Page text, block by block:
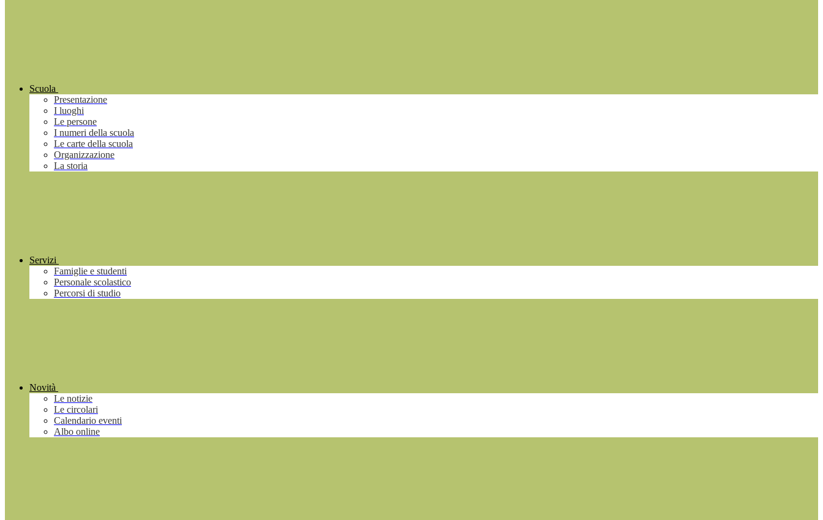
Scuola
Presentazione
I luoghi
Le persone
I numeri della scuola
Le carte della scuola
Organizzazione
La storia
Servizi
Famiglie e studenti
Personale scolastico
Percorsi di studio
Novità
Le notizie
Le circolari
Calendario eventi
Albo online